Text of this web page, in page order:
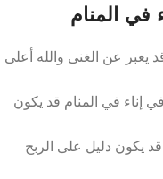
في المنام
يعبر عن الغنى والله أعلى
إناء في المنام قد يكون
قد يكون دليل على الربح